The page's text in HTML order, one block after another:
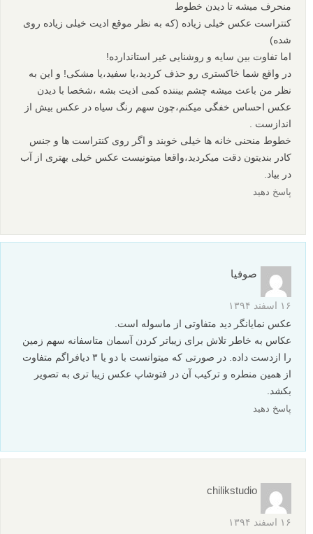
منحرف میشه تا دیدن خطوط
کنتراست عکس خیلی زیاده (که به نظر موقع ادیت خیلی زیاده روی
شده)
اما تفاوت بین سایه و روشنایی غیر استاندارده!
در واقع شما خاکستری رو حذف کردید،یا سفید،یا مشکی! و این به
نظر من باعث میشه چشم بیننده کمی اذیت بشه ،شخصا با دیدن
عکس احساس خفگی میکنم،چون سهم رنگ سیاه در عکس بیش از
اندازست .
خطوط منحنی خانه ها خیلی خوبند و اگر روی کنتراست ها و جنس
کادر بندیتون دقت میکردید،واقعا میتونیست عکس خیلی بهتری از آب
در بیاد.
پاسخ دهید
صوفیا
۱۶ اسفند ۱۳۹۴
عکس نمایانگر دید متفاوتی از ماسوله است.
عکاس به خاطر تلاش برای زیباتر کردن آسمان متاسفانه سهم زمین
را ازدست داده. در صورتی که میتوانست با دو یا ۳ دیافراگم متفاوت
از همین منطره و ترکیب آن در فتوشاپ عکس زیبا تری به تصویر
بکشد.
پاسخ دهید
chilikstudio
۱۶ اسفند ۱۳۹۴